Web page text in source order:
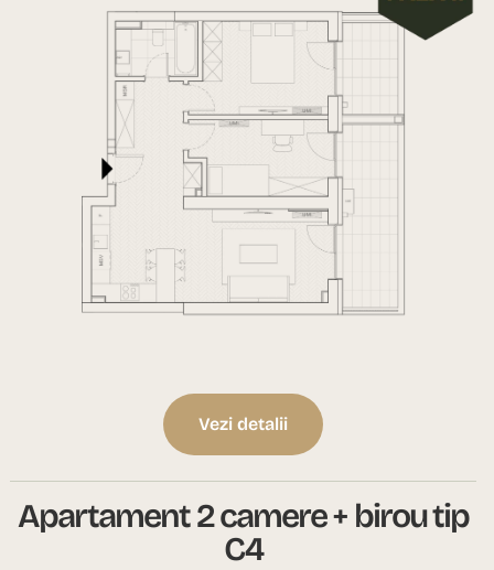
Vezi detalii
Apartament 2 camere + birou tip
C4